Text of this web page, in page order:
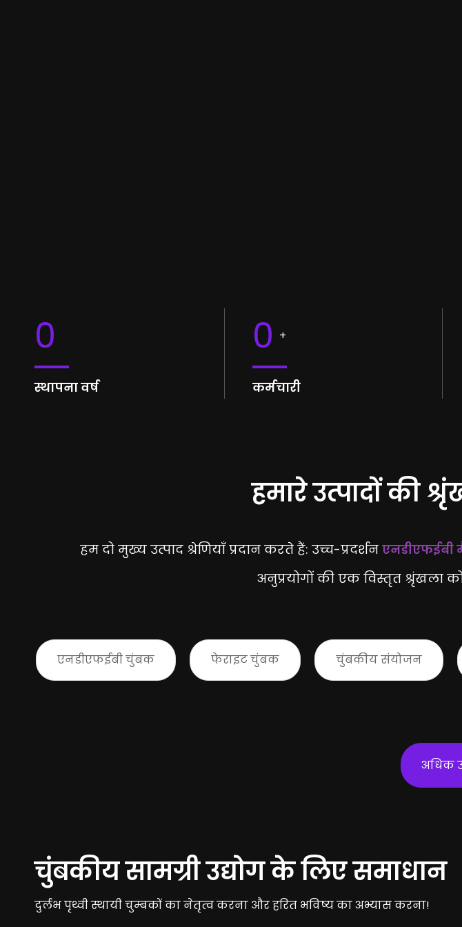
0
स्थापना वर्ष
0 +
कर्मचारी
हमारे उत्पादों की
हम दो मुख्य उत्पाद श्रेणियाँ प्रदान करते हैं: उच्च-प्रदर्शन एनडीएफईबी
अनुप्रयोगों की एक विस्तृत श्रृंखला
एनडीएफईबी चुंबक फेराइट चुंबक चुंबकीय संयोजन
अधिक
चुंबकीय सामग्री उद्योग के लिए समाधान
दुर्लभ पृथ्वी स्थायी चुम्बकों का नेतृत्व करना और हरित भविष्य का अभ्यास करना!